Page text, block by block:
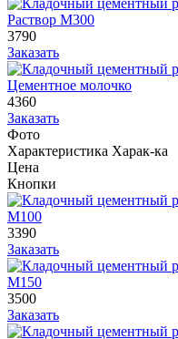
Раствор М300
3790
Заказать
Цементное молочко
4360
Заказать
Фото
Характеристика Харак-ка
Цена
Кнопки
М100
3390
Заказать
М150
3500
Заказать